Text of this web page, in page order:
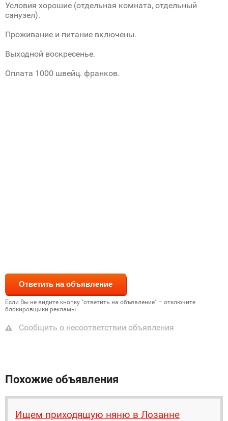
Условия хорошие (отдельная комната, отдельный
санузел).
Проживание и питание включены.
Выходной воскресенье.
Оплата 1000 швейц. франков.
Если Вы не видите кнопку "ответить на объявление" – отключите
блокировщики рекламы
Сообщить о несоответствии объявления
Похожие объявления
Ищем приходящую няню в Лозанне